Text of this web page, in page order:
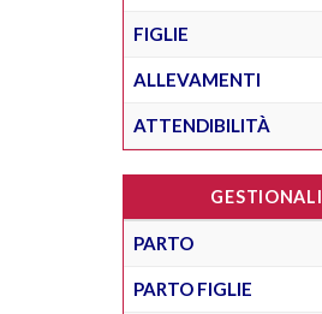
FIGLIE
ALLEVAMENTI
ATTENDIBILITÀ
GESTIONALI
PARTO
PARTO FIGLIE